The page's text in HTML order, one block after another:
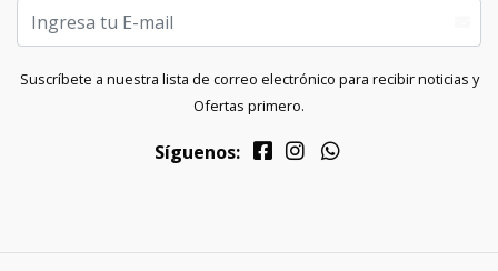
Suscríbete a nuestra lista de correo electrónico para recibir noticias y
Ofertas primero.
Síguenos: